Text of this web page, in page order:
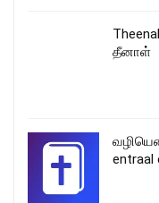
தீனாள்
entraal